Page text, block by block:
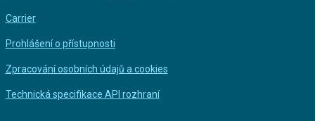
Carrier
Prohlášení o přístupnosti
Zpracování osobních údajů a cookies
Technická specifikace API rozhraní